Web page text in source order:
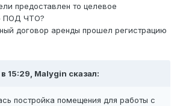
предоставлен то целевое
ПОД ЧТО?
договор аренды прошел регистрацию
15:29, Malygin сказал:
постройка помещения для работы с